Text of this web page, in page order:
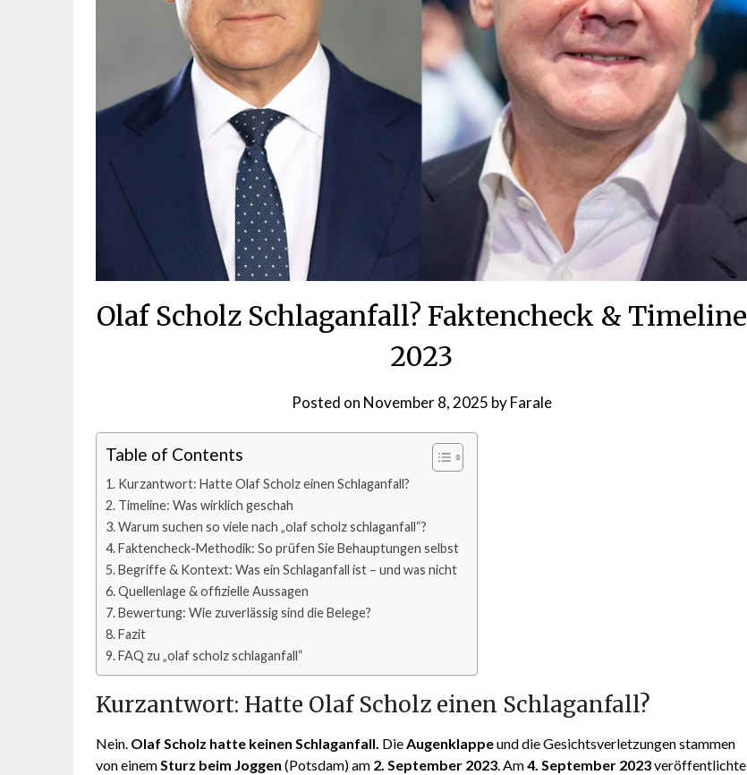
Olaf Scholz Schlaganfall? Faktencheck & Timeline
2023
Posted on November 8, 2025 byFarale
Table of Contents
Kurzantwort: Hatte Olaf Scholz einen Schlaganfall?
Timeline: Was wirklich geschah
Warum suchen so viele nach „olaf scholz schlaganfall“?
Faktencheck-Methodik: So prüfen Sie Behauptungen selbst
Begriffe & Kontext: Was ein Schlaganfall ist – und was nicht
Quellenlage & offizielle Aussagen
Bewertung: Wie zuverlässig sind die Belege?
Fazit
FAQ zu „olaf scholz schlaganfall“
Kurzantwort: Hatte Olaf Scholz einen Schlaganfall?
Nein. Olaf Scholz hatte keinen Schlaganfall. DieAugenklappeund die Gesichtsverletzungen stammen
von einemSturz beim Joggen (Potsdam) am 2. September 2023. Am4. September 2023veröffentlichte